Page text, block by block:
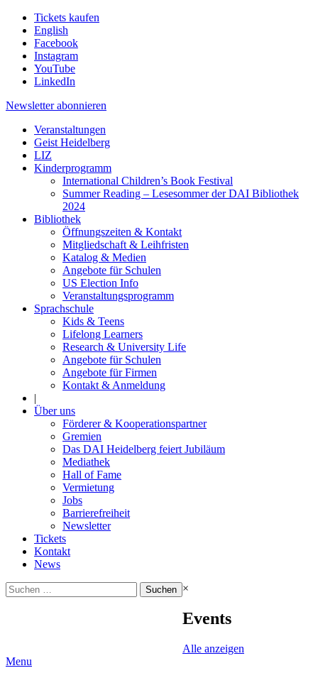
Tickets kaufen
English
Facebook
Instagram
YouTube
LinkedIn
Newsletter abonnieren
Veranstaltungen
Geist Heidelberg
LIZ
Kinderprogramm
International Children’s Book Festival
Summer Reading – Lesesommer der DAI Bibliothek
2024
Bibliothek
Öffnungszeiten & Kontakt
Mitgliedschaft & Leihfristen
Katalog & Medien
Angebote für Schulen
US Election Info
Veranstaltungsprogramm
Sprachschule
Kids & Teens
Lifelong Learners
Research & University Life
Angebote für Schulen
Angebote für Firmen
Kontakt & Anmeldung
|
Über uns
Förderer & Kooperationspartner
Gremien
Das DAI Heidelberg feiert Jubiläum
Mediathek
Hall of Fame
Vermietung
Jobs
Barrierefreiheit
Newsletter
Tickets
Kontakt
News
Suchen
nach:
×
Events
Alle anzeigen
Menu